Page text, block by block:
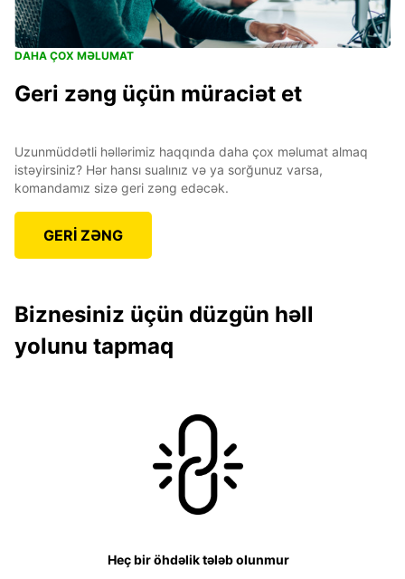
DAHA ÇOX MƏLUMAT
Geri zəng üçün müraciət et
Uzunmüddətli həllərimiz haqqında daha çox məlumat almaq
istəyirsiniz? Hər hansı sualınız və ya sorğunuz varsa,
komandamız sizə geri zəng edəcək.
GERİ ZƏNG
Biznesiniz üçün düzgün həll
yolunu tapmaq
Heç bir öhdəlik tələb olunmur